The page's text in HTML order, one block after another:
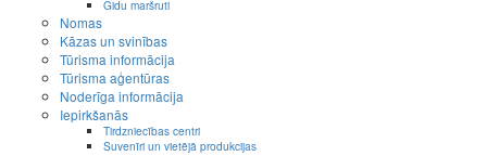
Gidu maršruti
Nomas
Kāzas un svinības
Tūrisma informācija
Tūrisma aģentūras
Noderīga informācija
Iepirkšanās
Tirdzniecības centri
Suvenīri un vietējā produkcijas